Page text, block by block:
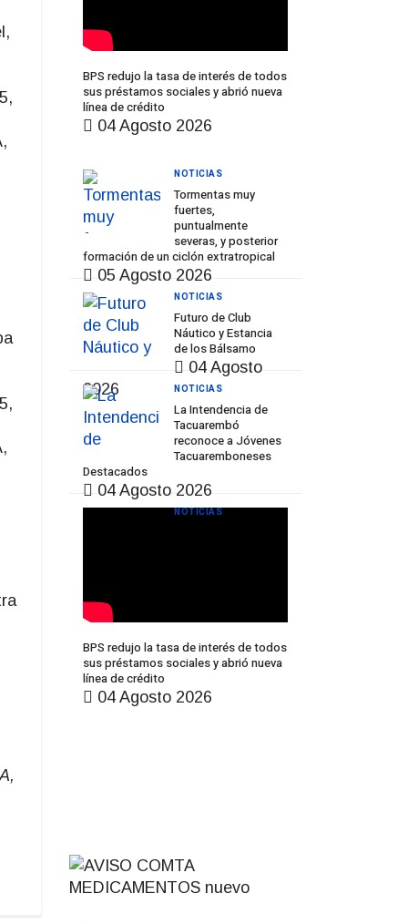
BPS redujo la tasa de interés de todos
sus préstamos sociales y abrió nueva
línea de crédito
04 Agosto 2026
Tormentas muy
fuertes,
puntualmente
severas, y posterior
formación de un ciclón extratropical
05 Agosto 2026
NOTICIAS
Futuro de Club
Náutico y Estancia
de los Bálsamo
04 Agosto
2026
NOTICIAS
La Intendencia de
Tacuarembó
reconoce a Jóvenes
Tacuaremboneses
Destacados
04 Agosto 2026
NOTICIAS
BPS redujo la tasa de interés de todos
sus préstamos sociales y abrió nueva
línea de crédito
04 Agosto 2026
NOTICIAS